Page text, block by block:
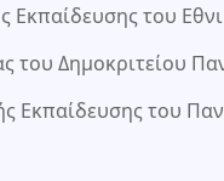
Εκπαίδευσης του
του Δημοκριτείου
Εκπαίδευσης του